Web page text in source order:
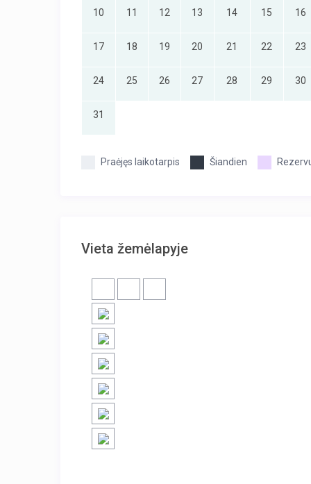
10 11 12 13 14 15 16
17 18 19 20 21 22 23
24 25 26 27 28 29 30
31
Praėjęs laikotarpis Šiandien
Vieta žemėlapyje